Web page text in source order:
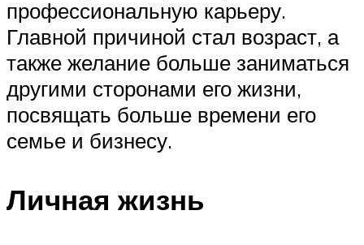
профессиональную карьеру.
Главной причиной стал возраст, а
также желание больше заниматься
другими сторонами его жизни,
посвящать больше времени его
семье и бизнесу.
Личная жизнь